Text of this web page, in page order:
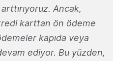
Ancak,
karttan ön ödeme
kapıda veya
ediyor. Bu yüzden,